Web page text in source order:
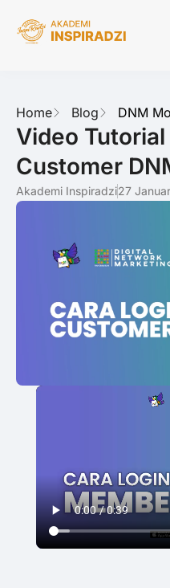
Home Blog DNM
Video
Customer
Akademi Inspiradzi27